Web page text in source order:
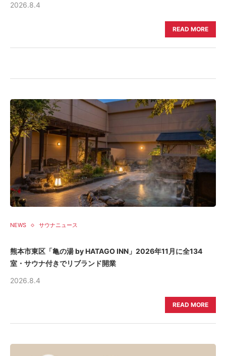
2026.8.4
READ MORE
NEWS サウナニュース
熊本市東区「亀の湯 by HATAGO INN」2026年11月に全134
室・サウナ付きでリブランド開業
2026.8.4
READ MORE